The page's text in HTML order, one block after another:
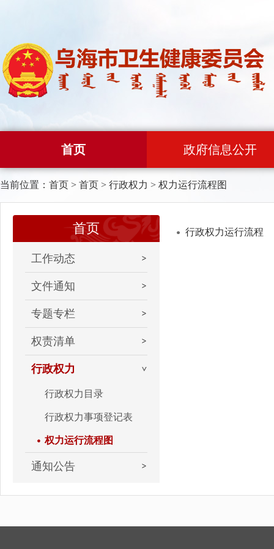
首页 政府信息公开
当前位置： 首页 > 首页 > 行政权力 > 权力运行流程图
首页
工作动态
文件通知
专题专栏
权责清单
行政权力
行政权力目录
行政权力事项登记表
权力运行流程图
通知公告
行政权力运行流程